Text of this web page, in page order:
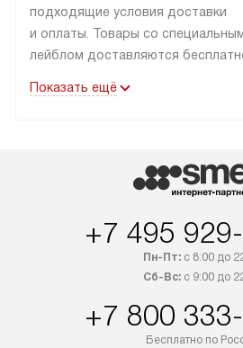
подходящие условия доставки
и оплаты. Товары со
лейблом доставляются
до подъезда. Доставка за
маркировку «в наличии», может
быть отправлен покупателю
в Санкт-Петербург и другие
регионы осуществляется через
транспортные компании. После
доставляем заказ до офиса
транспортной компании в
Показать ещё
+7 495
Пн-Пт:с 8:00 до
Сб-Вс:с 9:00 до
+7 800
Бесплатно по